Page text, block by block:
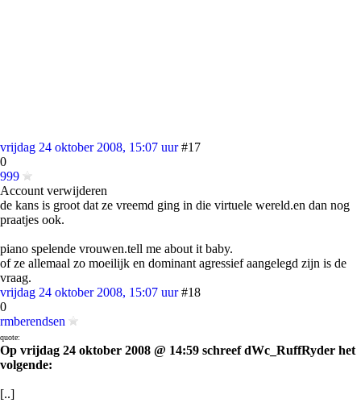
vrijdag 24 oktober 2008, 15:07 uur #17
0
999
Account verwijderen
de kans is groot dat ze vreemd ging in die virtuele wereld.en dan nog
praatjes ook.
piano spelende vrouwen.tell me about it baby.
of ze allemaal zo moeilijk en dominant agressief aangelegd zijn is de
vraag.
vrijdag 24 oktober 2008, 15:07 uur #18
0
rmberendsen
quote:
Op vrijdag 24 oktober 2008 @ 14:59 schreef dWc_RuffRyder het
volgende:
[..]